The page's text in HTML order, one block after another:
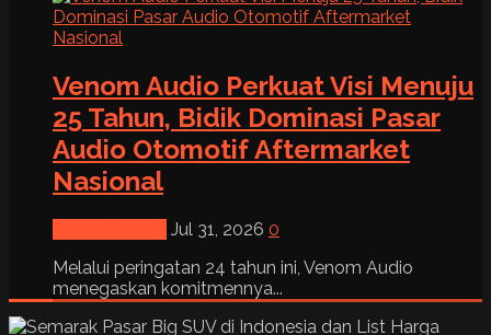
Venom Audio Perkuat Visi Menuju
25 Tahun, Bidik Dominasi Pasar
Audio Otomotif Aftermarket
Nasional
Jul 31, 2026 0
Melalui peringatan 24 tahun ini, Venom Audio
menegaskan komitmennya...